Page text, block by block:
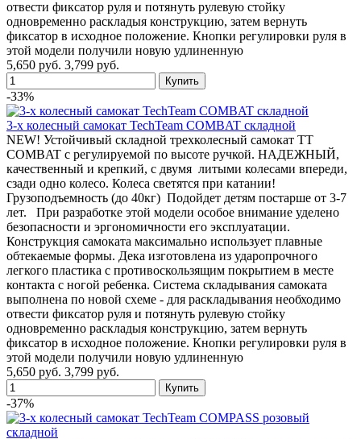
отвести фиксатор руля и потянуть рулевую стойку
одновременно раскладыя конструкцию, затем вернуть
фиксатор в исходное положение. Кнопки регулировки руля в
этой модели получили новую удлиненную
5,650 руб. 3,799 руб.
-33%
3-х колесный самокат TechTeam COMBAT складной
NEW! Устойчивый складной трехколесный самокат TT
COMBAT с регулируемой по высоте ручкой. НАДЕЖНЫЙ,
качественный и крепкий, с двумя литыми колесами впереди,
сзади одно колесо. Колеса светятся при катании!
Грузоподъемность (до 40кг) Подойдет детям постарше от 3-7
лет. При разработке этой модели особое внимание уделено
безопасности и эргономичности его эксплуатации.
Конструкция самоката максимально использует плавные
обтекаемые формы. Дека изготовлена из ударопрочного
легкого пластика с противоскользящим покрытием в месте
контакта с ногой ребенка. Система складывания самоката
выполнена по новой схеме - для раскладывания необходимо
отвести фиксатор руля и потянуть рулевую стойку
одновременно раскладыя конструкцию, затем вернуть
фиксатор в исходное положение. Кнопки регулировки руля в
этой модели получили новую удлиненную
5,650 руб. 3,799 руб.
-37%